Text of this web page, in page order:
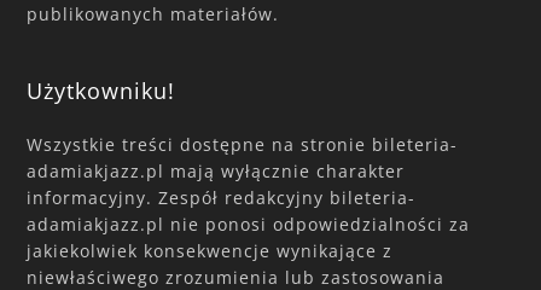
publikowanych materiałów.
Użytkowniku!
Wszystkie treści dostępne na stronie bileteria-
adamiakjazz.pl mają wyłącznie charakter
informacyjny. Zespół redakcyjny bileteria-
adamiakjazz.pl nie ponosi odpowiedzialności za
jakiekolwiek konsekwencje wynikające z
niewłaściwego zrozumienia lub zastosowania